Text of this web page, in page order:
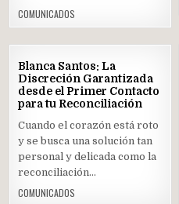
COMUNICADOS
MAY
2025
Posted
Blanca Santos: La
Discreción Garantizada
desde el Primer Contacto
para tu Reconciliación
Cuando el corazón está roto
y se busca una solución tan
personal y delicada como la
reconciliación…
COMUNICADOS